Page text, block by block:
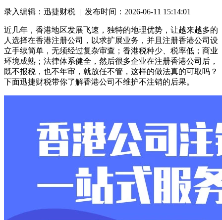
录入编辑：迅捷财税 | 发布时间：2026-06-11 15:14:01
近几年，香港地区发展飞速，独特的地理优势，让越来越多的
人选择在香港注册公司，以求扩展业务，并且注册香港公司设
立手续简单，无须经过复杂审查；香港税种少、税率低；商业
环境成熟；法律体系健全，然后很多企业在注册香港公司后，
既不报税，也不年审，就放任不管，这样的做法真的可取吗？
下面迅捷财税带你了解香港公司不维护不注销的后果。